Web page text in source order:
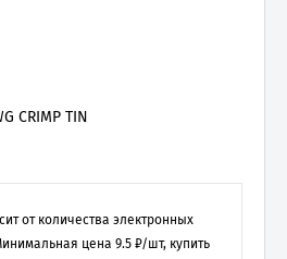
CRIMP TIN
от количества электронных
цена 9.5 ₽/шт, купить